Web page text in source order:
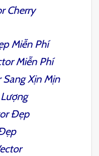
Cherry
Miễn Phí
Miễn Phí
Sang Xịn Mịn
Đẹp